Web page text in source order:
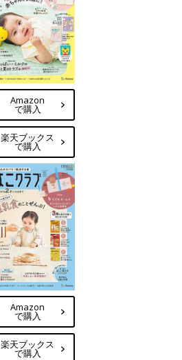
Amazon
で購入
楽天ブックス
で購入
Amazon
で購入
楽天ブックス
で購入